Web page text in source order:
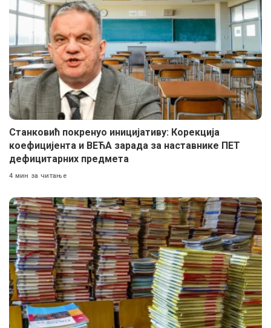
Станковић покренуо иницијативу: Корекција
коефицијента и ВЕЋА зарада за наставнике ПЕТ
дефицитарних предмета
4 мин за читање